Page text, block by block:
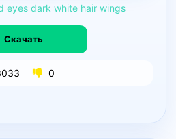
eyes dark white hair wings
Скачать
0